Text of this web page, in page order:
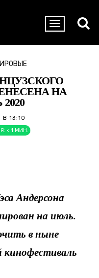
НА
13:10
< 1 МИН.
Андерсона
на июль.
в ныне